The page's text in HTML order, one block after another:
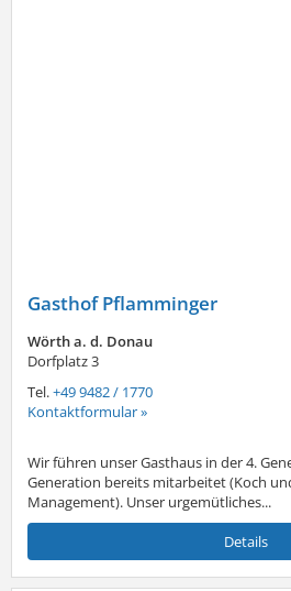
Gasthof Pflamminger
Wörth a. d. Donau
Dorfplatz 3
Tel.+49 9482 / 1770
Kontaktformular »
Wir führen unser Gasthaus in der 4.
Generation bereits mitarbeitet (Koch
Management). Unser urgemütliches...
Details